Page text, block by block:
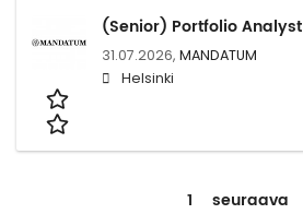
(Senior) Portfolio Analyst
31.07.2026, MANDATUM
Helsinki
1 seuraava